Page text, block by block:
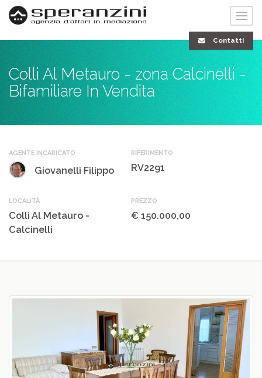
Contatti
Colli Al Metauro - zona Calcinelli -
Bifamiliare In Vendita
AGENTE INCARICATO
Giovanelli Filippo
RIFERIMENTO
RV2291
LOCALITÀ
Colli Al Metauro -
Calcinelli
PREZZO
€ 150.000,00